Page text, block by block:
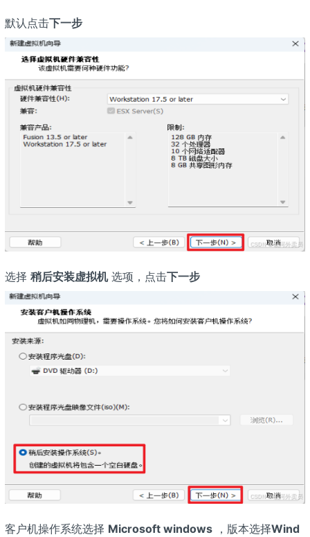
默认点击下一步
选择 稍后安装虚拟机选项，点击下一步
客户机操作系统选择 Microsoft windows，版本选择Wind